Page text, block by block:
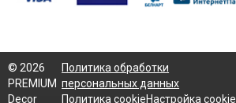
© 2026
PREMIUM
Decor
Политика обработки
персональных данных
Политика cookieНастройка cookie